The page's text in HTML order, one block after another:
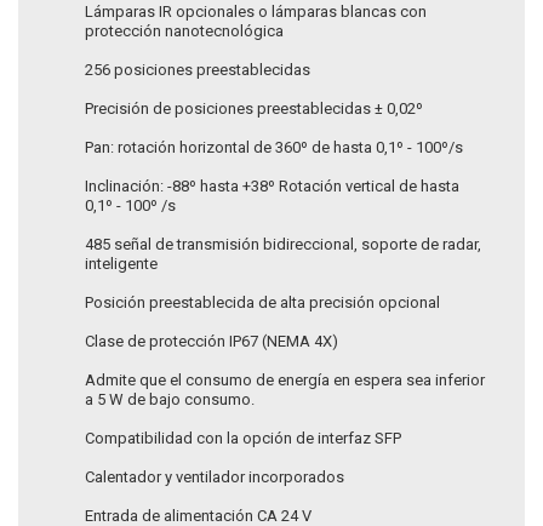
Lámparas IR opcionales o lámparas blancas con
protección nanotecnológica
256 posiciones preestablecidas
Precisión de posiciones preestablecidas ± 0,02º
Pan: rotación horizontal de 360º de hasta 0,1º - 100º/s
Inclinación: -88º hasta +38º Rotación vertical de hasta
0,1º - 100º /s
485 señal de transmisión bidireccional, soporte de radar,
inteligente
Posición preestablecida de alta precisión opcional
Clase de protección IP67 (NEMA 4X)
Admite que el consumo de energía en espera sea inferior
a 5 W de bajo consumo.
Compatibilidad con la opción de interfaz SFP
Calentador y ventilador incorporados
Entrada de alimentación CA 24 V